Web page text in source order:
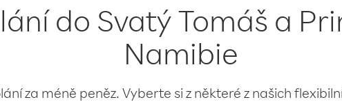
do Svatý Tomáš a
Namibie
za méně peněz. Vyberte si z některé z našich